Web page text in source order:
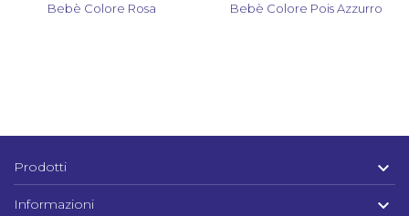
Bebè Colore Rosa
Bebè Colore Pois Azzurro
Prodotti 
Informazioni 